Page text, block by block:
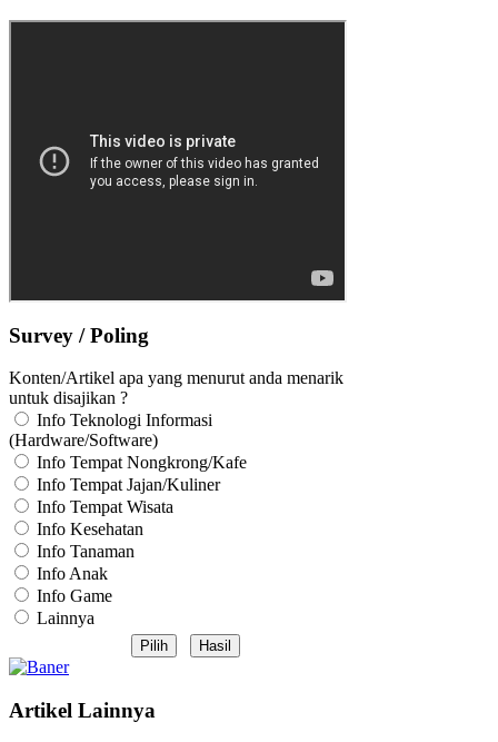
Survey / Poling
Konten/Artikel apa yang menurut anda menarik
untuk disajikan ?
Info Teknologi Informasi
(Hardware/Software)
Info Tempat Nongkrong/Kafe
Info Tempat Jajan/Kuliner
Info Tempat Wisata
Info Kesehatan
Info Tanaman
Info Anak
Info Game
Lainnya
Artikel Lainnya